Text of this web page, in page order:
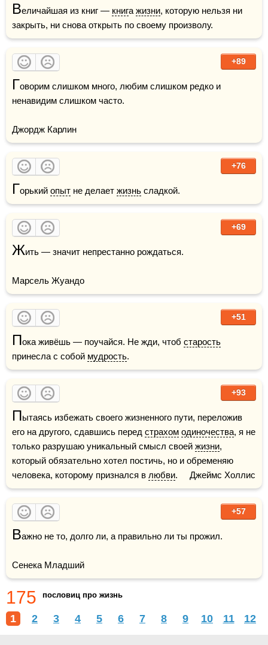
Величайшая из книг — книга жизни, которую нельзя ни
закрыть, ни снова открыть по своему произволу.
+89
Говорим слишком много, любим слишком редко и
ненавидим слишком часто.
Джордж Карлин
+76
Горький опыт не делает жизнь сладкой.
+69
Жить — значит непрестанно рождаться.
Марсель Жуандо
+51
Пока живёшь — поучайся. Не жди, чтоб старость
принесла с собой мудрость.
+93
Пытаясь избежать своего жизненного пути, переложив
его на другого, сдавшись перед страхом одиночества, я не
только разрушаю уникальный смысл своей жизни,
который обязательно хотел постичь, но и обременяю
человека, которому признался в любви.     Джеймс Холлис
+57
Важно не то, долго ли, а правильно ли ты прожил.
Сенека Младший
175 пословиц про жизнь
1 2 3 4 5 6 7 8 9 10 11 12